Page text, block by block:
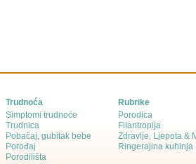
Trudnoća
Simptomi trudnoće
Trudnica
Pobačaj, gubitak bebe
Porođaj
Porodilišta
Rubrike
Porodica
Filantropija
Zdravlje, Ljepota &
Ringerajina kuhinja